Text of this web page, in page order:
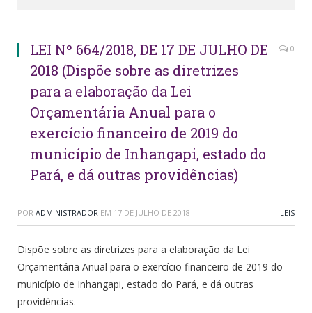
LEI Nº 664/2018, DE 17 DE JULHO DE
2018 (Dispõe sobre as diretrizes
para a elaboração da Lei
Orçamentária Anual para o
exercício financeiro de 2019 do
município de Inhangapi, estado do
Pará, e dá outras providências)
0
POR ADMINISTRADOR EM 17 DE JULHO DE 2018 LEIS
Dispõe sobre as diretrizes para a elaboração da Lei
Orçamentária Anual para o exercício financeiro de 2019 do
município de Inhangapi, estado do Pará, e dá outras
providências.